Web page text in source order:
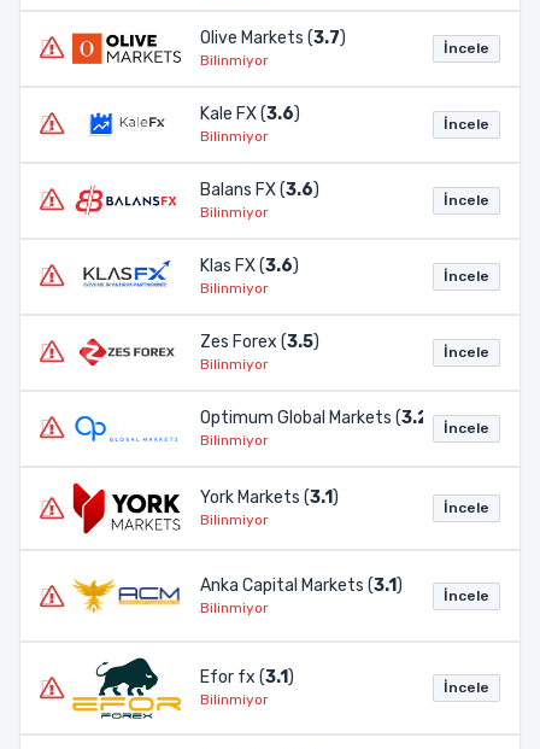
Olive Markets (3.7)
Bilinmiyor
İncele
Kale FX (3.6)
Bilinmiyor
İncele
Balans FX (3.6)
Bilinmiyor
İncele
Klas FX (3.6)
Bilinmiyor
İncele
Zes Forex (3.5)
Bilinmiyor
İncele
Optimum Global Markets (3.2 )
Bilinmiyor
İncele
York Markets (3.1)
Bilinmiyor
İncele
Anka Capital Markets (3.1)
Bilinmiyor
İncele
Efor fx (3.1)
Bilinmiyor
İncele